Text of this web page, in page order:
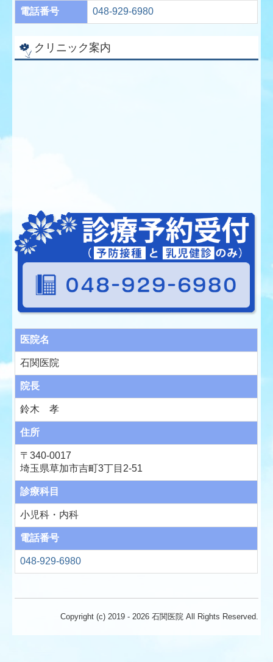
電話番号 048-929-6980
クリニック案内
医院名
石関医院
院長
鈴木 孝
住所
〒340-0017
埼玉県草加市吉町3丁目2-51
診療科目
小児科・内科
電話番号
048-929-6980
Copyright (c) 2019 - 2026 石関医院 All Rights Reserved.